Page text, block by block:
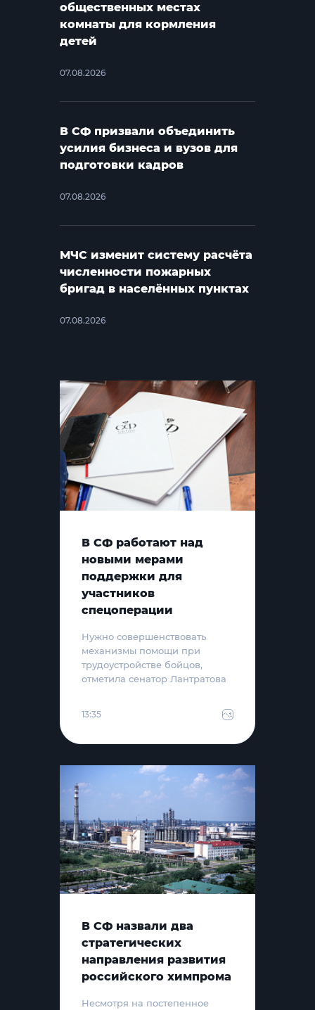
общественных местах
комнаты для кормления
детей
07.08.2026
В СФ призвали объединить
усилия бизнеса и вузов для
подготовки кадров
07.08.2026
МЧС изменит систему расчёта
численности пожарных
бригад в населённых пунктах
07.08.2026
В СФ работают над
новыми мерами
поддержки для
участников
спецоперации
Нужно совершенствовать
механизмы помощи при
трудоустройстве бойцов,
отметила сенатор Лантратова
13:35
В СФ назвали два
стратегических
направления развития
российского химпрома
Несмотря на постепенное